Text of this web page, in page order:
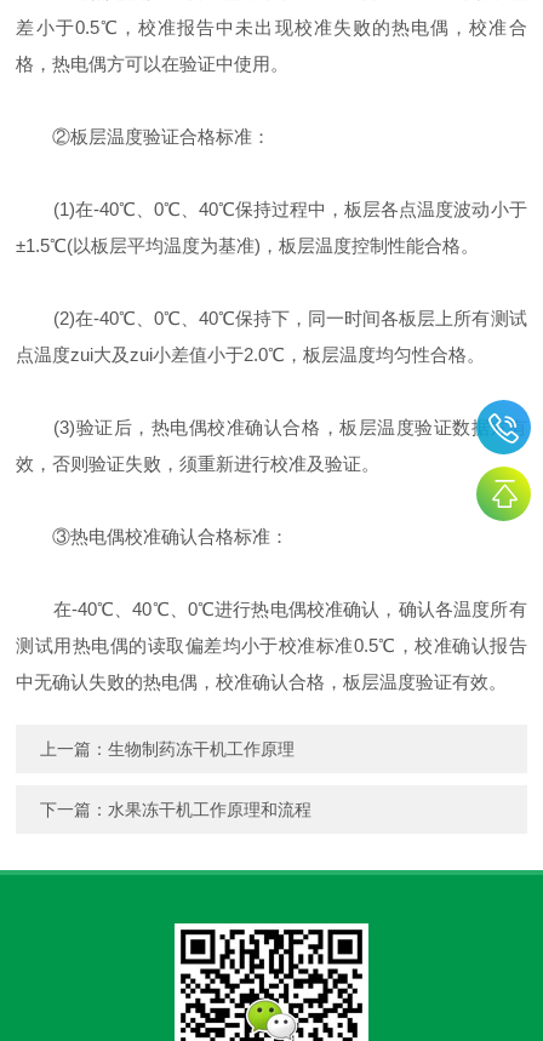
差小于0.5℃，校准报告中未出现校准失败的热电偶，校准合
格，热电偶方可以在验证中使用。
②板层温度验证合格标准：
(1)在-40℃、0℃、40℃保持过程中，板层各点温度波动小于
±1.5℃(以板层平均温度为基准)，板层温度控制性能合格。
(2)在-40℃、0℃、40℃保持下，同一时间各板层上所有测试
点温度zui大及zui小差值小于2.0℃，板层温度均匀性合格。
(3)验证后，热电偶校准确认合格，板层温度验证数据方有
效，否则验证失败，须重新进行校准及验证。
③热电偶校准确认合格标准：
在-40℃、40℃、0℃进行热电偶校准确认，确认各温度所有
测试用热电偶的读取偏差均小于校准标准0.5℃，校准确认报告
中无确认失败的热电偶，校准确认合格，板层温度验证有效。
上一篇：生物制药冻干机工作原理
下一篇：水果冻干机工作原理和流程